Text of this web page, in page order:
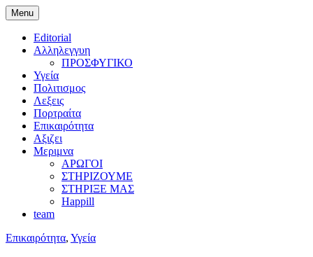
E-charity.gr Portal
#echaritygr
Menu
Editorial
Αλληλεγγυη
ΠΡΟΣΦΥΓΙΚΟ
Υγεία
Πολιτισμος
Λεξεις
Πορτραίτα
Επικαιρότητα
Αξιζει
Μεριμνα
ΑΡΩΓΟΙ
ΣΤΗΡΙΖΟΥΜΕ
ΣΤΗΡΙΞΕ ΜΑΣ
Happill
team
Επικαιρότητα, Υγεία